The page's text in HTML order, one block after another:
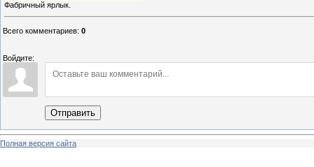
Фабричный ярлык.
Всего комментариев: 0
Войдите:
Отправить
Полная версия сайта